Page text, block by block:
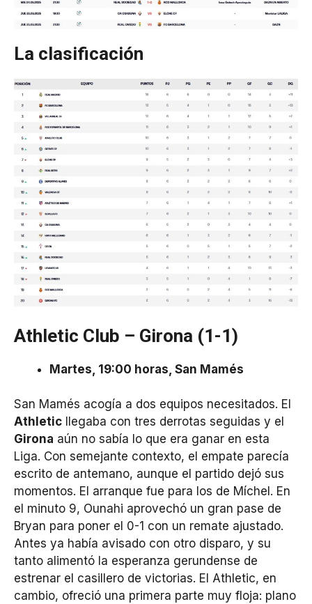
La clasificación
Athletic Club – Girona (1-1)
Martes, 19:00 horas, San Mamés
San Mamés acogía a dos equipos necesitados. El
Athletic llegaba con tres derrotas seguidas y el
Girona aún no sabía lo que era ganar en esta
Liga. Con semejante contexto, el empate parecía
escrito de antemano, aunque el partido dejó sus
momentos. El arranque fue para los de Míchel. En
el minuto 9, Ounahi aprovechó un gran pase de
Bryan para poner el 0-1 con un remate ajustado.
Antes ya había avisado con otro disparo, y su
tanto alimentó la esperanza gerundense de
estrenar el casillero de victorias. El Athletic, en
cambio, ofreció una primera parte muy floja: plano